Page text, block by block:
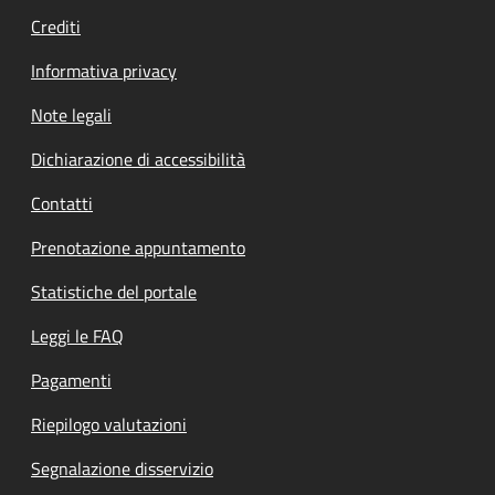
Crediti
Informativa privacy
Note legali
Dichiarazione di accessibilità
Contatti
Prenotazione appuntamento
Statistiche del portale
Leggi le FAQ
Pagamenti
Riepilogo valutazioni
Segnalazione disservizio